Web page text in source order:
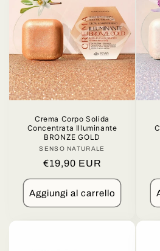
Crema Corpo Solida
Concentrata Illuminante
BRONZE GOLD
Produttore:
SENSO NATURALE
Prezzo
di
listino
€19,90 EUR
Aggiungi al carrello